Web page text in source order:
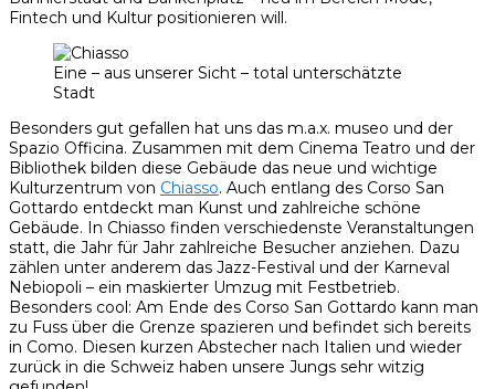
Fintech und Kultur positionieren will.
Eine – aus unserer Sicht – total unterschätzte
Stadt
Besonders gut gefallen hat uns das m.a.x. museo und der
Spazio Officina. Zusammen mit dem Cinema Teatro und der
Bibliothek bilden diese Gebäude das neue und wichtige
Kulturzentrum von Chiasso. Auch entlang des Corso San
Gottardo entdeckt man Kunst und zahlreiche schöne
Gebäude. In Chiasso finden verschiedenste Veranstaltungen
statt, die Jahr für Jahr zahlreiche Besucher anziehen. Dazu
zählen unter anderem das Jazz-Festival und der Karneval
Nebiopoli – ein maskierter Umzug mit Festbetrieb.
Besonders cool: Am Ende des Corso San Gottardo kann man
zu Fuss über die Grenze spazieren und befindet sich bereits
in Como. Diesen kurzen Abstecher nach Italien und wieder
zurück in die Schweiz haben unsere Jungs sehr witzig